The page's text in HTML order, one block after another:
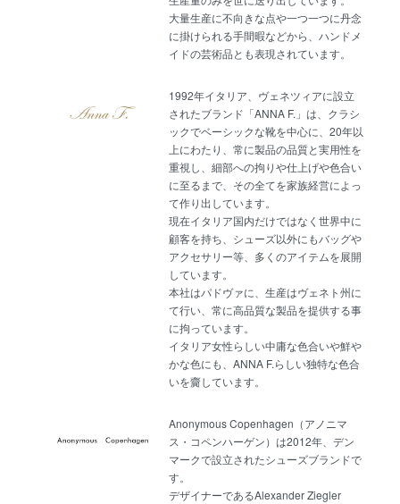
大量生産に不向きな点や一つ一つに丹念
に掛けられる手間暇などから、ハンドメ
イドの芸術品とも表現されています。
1992年イタリア、ヴェネツィアに設立
されたブランド「ANNA F.」は、クラシ
ックでベーシックな靴を中心に、20年以
上にわたり、常に製品の品質と実用性を
重視し、細部への拘りや仕上げや色合い
に至るまで、その全てを家族経営によっ
て作り出しています。
現在イタリア国内だけではなく世界中に
顧客を持ち、シューズ以外にもバッグや
アクセサリー等、多くのアイテムを展開
しています。
本社はパドヴァに、生産はヴェネト州に
て行い、常に高品質な製品を提供する事
に拘っています。
イタリア女性らしい中庸な色合いや鮮や
かな色にも、ANNA F.らしい独特な色合
いを齎しています。
Anonymous Copenhagen（アノニマ
ス・コペンハーゲン）は2012年、デン
マークで設立されたシューズブランドで
す。
デザイナーであるAlexander Ziegler